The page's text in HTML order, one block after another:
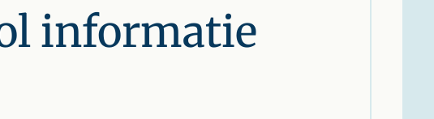
informatie